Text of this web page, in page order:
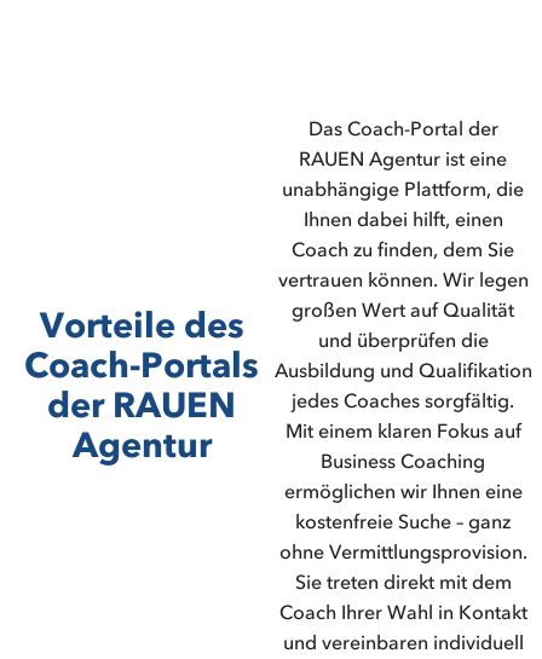
Vorteile des
Coach-Portals
der RAUEN
Agentur
Das Coach-Portal der
RAUEN Agentur ist eine
unabhängige Plattform, die
Ihnen dabei hilft, einen
Coach zu finden, dem Sie
vertrauen können. Wir legen
großen Wert auf Qualität
und überprüfen die
Ausbildung und Qualifikation
jedes Coaches sorgfältig.
Mit einem klaren Fokus auf
Business Coaching
ermöglichen wir Ihnen eine
kostenfreie Suche – ganz
ohne Vermittlungsprovision.
Sie treten direkt mit dem
Coach Ihrer Wahl in Kontakt
und vereinbaren individuell